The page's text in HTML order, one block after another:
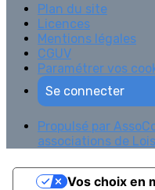
Plan du site
Licences
Mentions légales
CGUV
Paramétrer vos
Se connecter
Propulsé par
associations de
Vos choix en